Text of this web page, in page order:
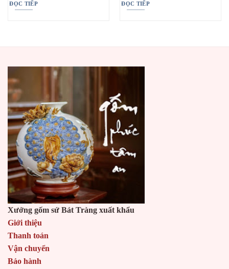
ĐỌC TIẾP ĐỌC TIẾP
Xưởng gốm sứ Bát Tràng xuất khẩu
Giới thiệu
Thanh toán
Vận chuyển
Bảo hành